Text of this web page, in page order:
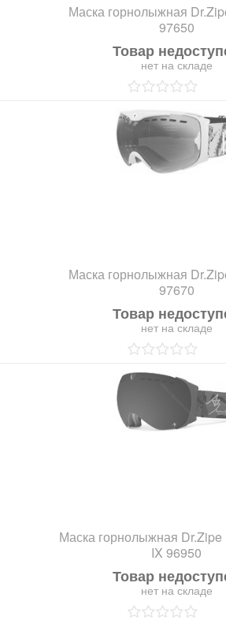
Маска горнолыжная
97650
Товар
нет на складе
Маска горнолыжная
97670
Товар
нет на складе
Маска горнолыжная Dr.Zipe
IX 96950
Товар
нет на складе